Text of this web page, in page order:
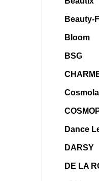
Beauty-
Bloom
BSG
Dance
DARSY
DE LA